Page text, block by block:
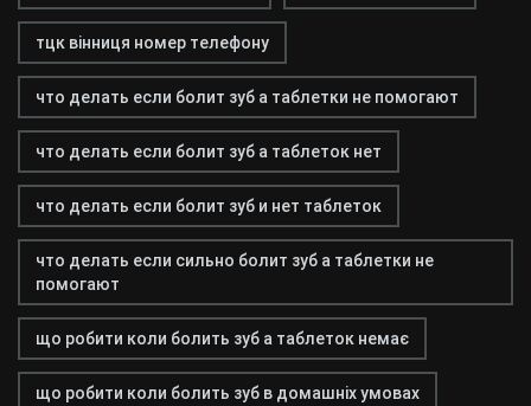
тцк вінниця номер телефону
что делать если болит зуб а таблетки не помогают
что делать если болит зуб а таблеток нет
что делать если болит зуб и нет таблеток
что делать если сильно болит зуб а таблетки не
помогают
що робити коли болить зуб а таблеток немає
що робити коли болить зуб в домашніх умовах